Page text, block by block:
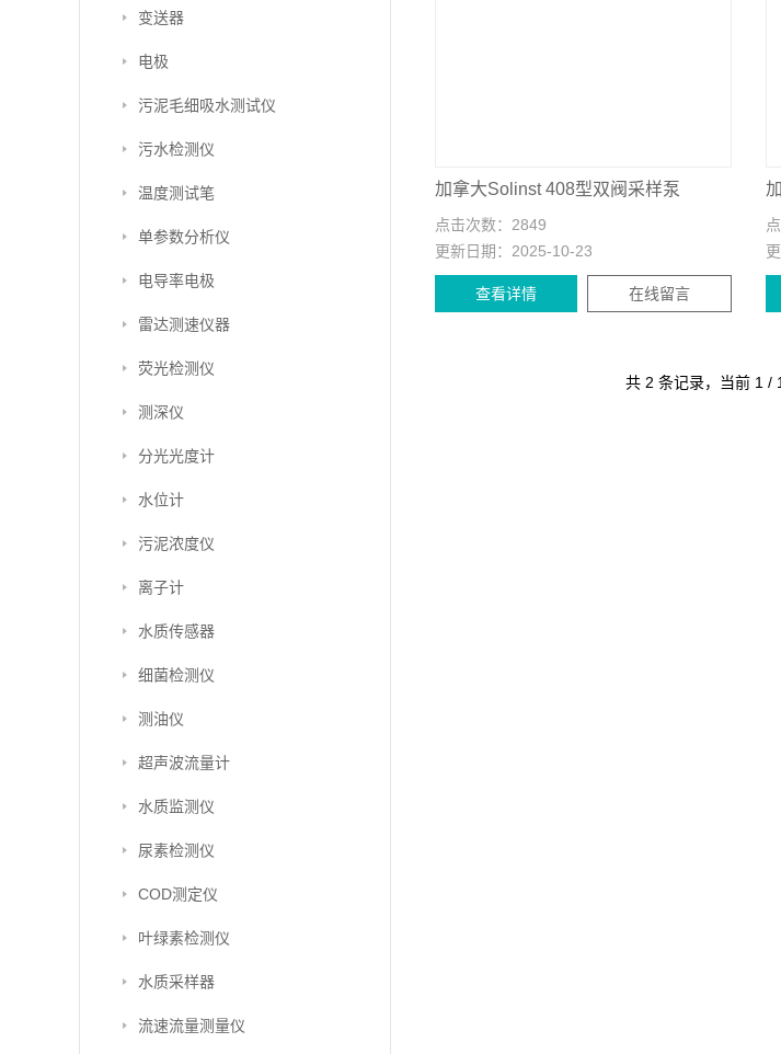
变送器
电极
污泥毛细吸水测试仪
污水检测仪
温度测试笔
单参数分析仪
电导率电极
雷达测速仪器
荧光检测仪
测深仪
分光光度计
水位计
污泥浓度仪
离子计
水质传感器
细菌检测仪
测油仪
超声波流量计
水质监测仪
尿素检测仪
COD测定仪
叶绿素检测仪
水质采样器
流速流量测量仪
加拿大Solinst 408型双阀采样泵
点击次数： 2849
更新日期： 2025-10-23
查看详情 在线留言
共 2 条记录，当前 1